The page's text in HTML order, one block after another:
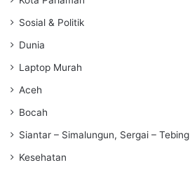
Sosial & Politik
Dunia
Laptop Murah
Aceh
Bocah
Siantar – Simalungun, Sergai – Tebing
Kesehatan